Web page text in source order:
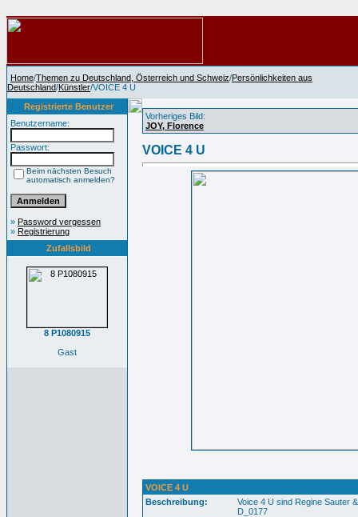
Home/Themen zu Deutschland, Österreich und Schweiz/Persönlichkeiten aus
Deutschland/Künstler/VOICE 4 U
Registrierte Benutzer
Benutzername:
Passwort:
Beim nächsten Besuch
automatisch anmelden?
» Password vergessen
» Registrierung
Zufallsbild
8 P1080915
Gast
Vorheriges Bild:
JOY, Florence
VOICE 4 U
VOICE 4 U
Beschreibung:
Voice 4 U sind Regine Sauter
D_0177